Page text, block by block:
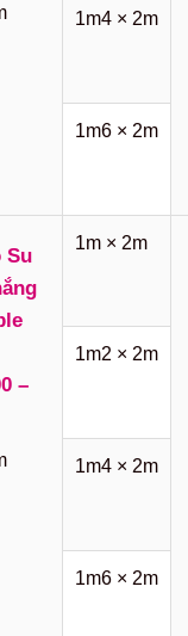
1m4 × 2m
1m6 × 2m
Su
–
1m × 2m
1m2 × 2m
1m4 × 2m
1m6 × 2m